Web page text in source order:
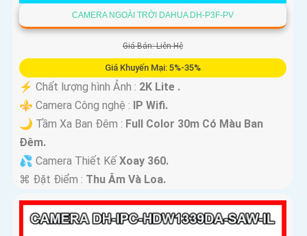
CAMERA NGOÀI TRỜI DAHUA DH-P3F-PV
Giá Bán: Liên Hệ
Giá Khuyến Mại: 5%-35%
️⚡ Chất lượng hình Ảnh : 2K Lite .
⚜️ Camera Công nghệ : IP Wifi.
🌙 Tầm Xa Ban Đêm : Full Color 30m Có Màu Ban
Ðêm.
💦 Camera Thiết Kế Xoay 360.
️⌘ Đặt Điểm : Thu Âm Và Loa.